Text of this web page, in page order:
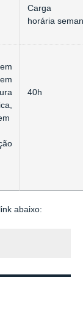
Carga
horária
40h
abaixo: